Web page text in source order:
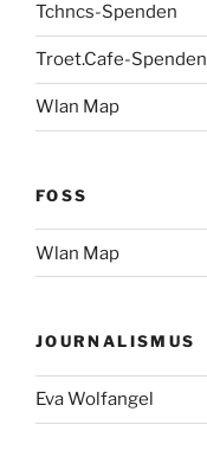
Tchncs-Spenden
Troet.Cafe-Spenden
Wlan Map
FOSS
Wlan Map
JOURNALISMUS
Eva Wolfangel